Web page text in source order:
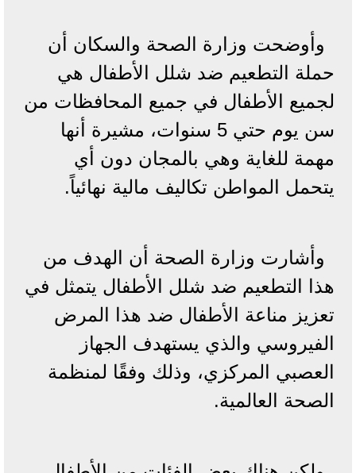
وأوضحت وزارة الصحة والسكان أن
حملة التطعيم ضد شلل الأطفال هي
لجميع الأطفال في جميع المحافظات من
سن يوم حتي 5 سنوات، مشيرة أنها
مهمة للغاية وهي بالمجان دون أي
يتحمل المواطن تكاليف مالية نهائياً.
وأشارت وزارة الصحة أن الهدف من
هذا التطعيم ضد شلل الأطفال يتمثل في
تعزيز مناعة الأطفال ضد هذا المرض
الفيروسي والذي يستهدف الجهاز
العصبي المركزي، وذلك وفقًا لمنظمة
الصحة العالمية.